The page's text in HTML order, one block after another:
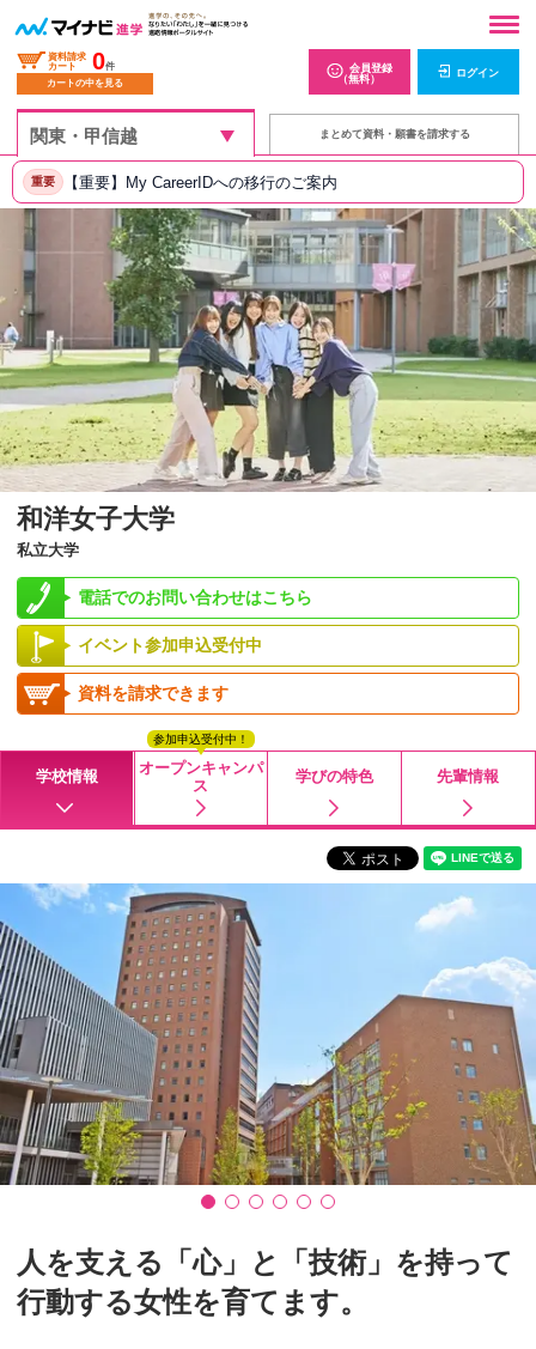
資料請求
カート
0件
カートの中を見る
会員登録
（無料）
ログイン
まとめて資料・願書を請求する
重要 【重要】My CareerIDへの移行のご案内
和洋女子大学
私立大学
電話でのお問い合わせはこちら
イベント参加申込受付中
資料を請求できます
学校情報
オープンキャンパ
ス
参加申込受付中！
学びの特色 先輩情報
人を支える「心」と「技術」を持って
行動する女性を育てます。